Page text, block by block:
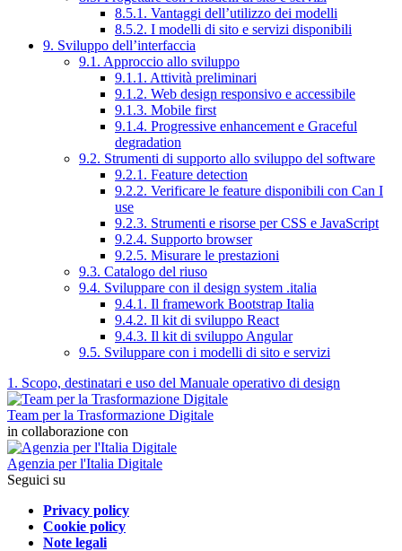
8.5.1. Vantaggi dell’utilizzo dei modelli
8.5.2. I modelli di sito e servizi disponibili
9. Sviluppo dell’interfaccia
9.1. Approccio allo sviluppo
9.1.1. Attività preliminari
9.1.2. Web design responsivo e accessibile
9.1.3. Mobile first
9.1.4. Progressive enhancement e Graceful
degradation
9.2. Strumenti di supporto allo sviluppo del software
9.2.1. Feature detection
9.2.2. Verificare le feature disponibili con Can I
use
9.2.3. Strumenti e risorse per CSS e JavaScript
9.2.4. Supporto browser
9.2.5. Misurare le prestazioni
9.3. Catalogo del riuso
9.4. Sviluppare con il design system .italia
9.4.1. Il framework Bootstrap Italia
9.4.2. Il kit di sviluppo React
9.4.3. Il kit di sviluppo Angular
9.5. Sviluppare con i modelli di sito e servizi
1. Scopo, destinatari e uso del Manuale operativo di design
Team per la Trasformazione Digitale
in collaborazione con
Agenzia per l'Italia Digitale
Seguici su
Privacy policy
Cookie policy
Note legali